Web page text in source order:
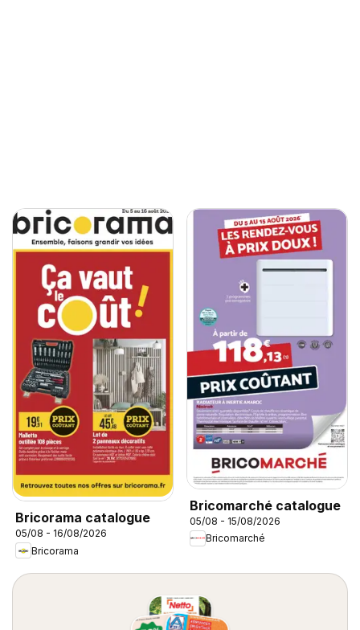
Bricorama catalogue
05/08 - 16/08/2026
Bricorama
Bricomarché catalogue
05/08 - 15/08/2026
Bricomarché